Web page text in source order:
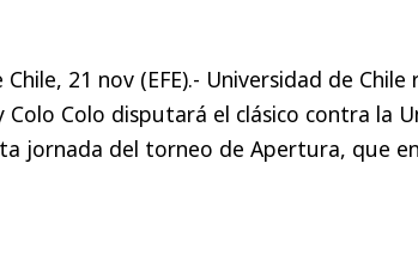
21 nov (EFE).- Universidad de
Colo Colo disputará el clásico contra la
jornada del torneo de Apertura, que